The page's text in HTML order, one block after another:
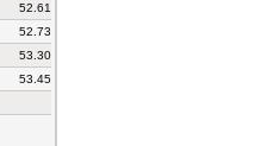
52.61
52.73
53.30
53.45